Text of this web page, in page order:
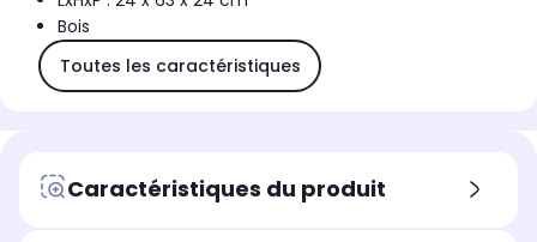
Bois
Toutes les caractéristiques
Caractéristiques du produit